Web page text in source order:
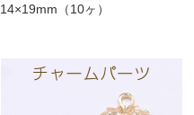
14×19mm（10ヶ）